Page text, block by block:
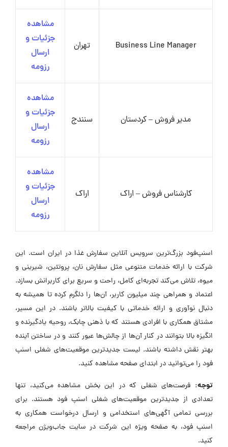
Business Line Manager تهران
مشاهده
جزئیات و
ارسال
رزومه
مدیر فروش – کردستان سنندج
مشاهده
جزئیات و
ارسال
رزومه
کارشناس فروش – اراک اراک
مشاهده
جزئیات و
ارسال
رزومه
اسنپ‌فود بزرگ‌ترین سرویس آنلاین سفارش غذا در ایران است. این
شرکت با ارائه خدمات متنوعی مثل سفارش نان، پروتئین، شیرینی و
میوه، تلاش می‌کند تجربه‌ای کامل، راحت و سریع برای کاربرانش بسازد.
اعتماد و همراهی چند میلیون کاربر، آن‌ها را دلگرم کرده تا همیشه به
دنبال نوآوری و ارائه خدماتی با کیفیت بالاتر باشند. در این مسیر،
مشتاق همکاری با افرادی هستند که با ذهنی چابک، روحیه‌ یادگیرنده و
انگیزه‌ بالا بتوانند در کنار آن‌ها از چالش‌ها عبور کنند و در ساختن آینده‌
بهتر نقش داشته باشند. لیست جدیدترین موقعیت‌های شغلی اسنپ
فود را می‌توانید در ابتدای صفحه مشاهده کنید.
توجه: فرصت‌های شغلی که در این بخش مشاهده می‌کنید، تنها
تعدادی از جدیدترین موقعیت‌های شغلی اسنپ فود هستند. برای
بررسی تمامی آگهی‌های استخدامی و ارسال درخواست همکاری به
اسنپ فود، به صفحه ویژه این شرکت در سایت جاب‌ویژن مراجعه
کنید.